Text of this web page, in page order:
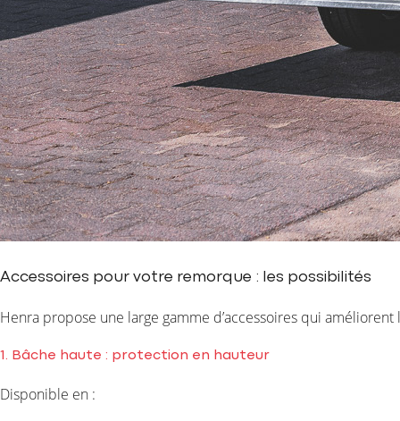
Accessoires pour votre remorque : les possibilités
Henra propose une large gamme d’accessoires qui
1. Bâche haute : protection en hauteur
Disponible en :